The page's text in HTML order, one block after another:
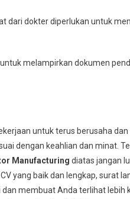
dari dokter diperlukan untuk
melampirkan dokumen
untuk terus berusaha
dengan keahlian dan minat.
Manufacturing diatas jangan
yang baik dan lengkap, surat
membuat Anda terlihat lebih